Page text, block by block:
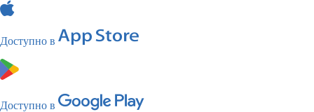
Доступно в
Доступно в